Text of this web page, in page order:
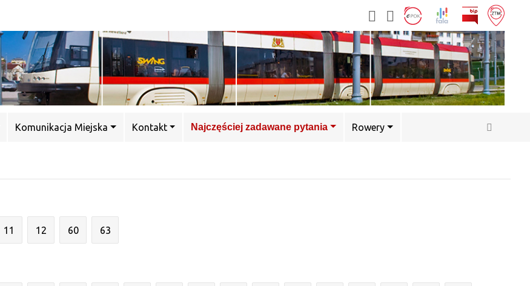
Komunikacja Miejska Kontakt Najczęściej zadawane pytania Rowery
11 12 60 63